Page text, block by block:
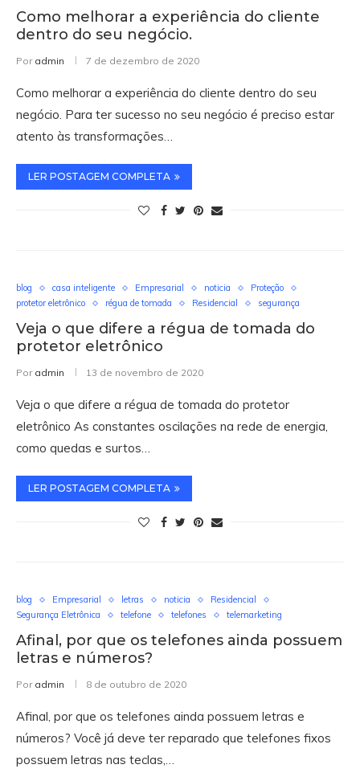
Como melhorar a experiência do cliente
dentro do seu negócio.
Por admin 7 de dezembro de 2020
Como melhorar a experiência do cliente dentro do seu
negócio. Para ter sucesso no seu negócio é preciso estar
atento às transformações…
LER POSTAGEM COMPLETA
blog casa inteligente Empresarial noticia
Proteção
protetor eletrônico
régua de tomada Residencial segurança
Veja o que difere a régua de tomada do
protetor eletrônico
Por admin 13 de novembro de 2020
Veja o que difere a régua de tomada do protetor
eletrônico As constantes oscilações na rede de energia,
como quedas e surtos…
LER POSTAGEM COMPLETA
blog Empresarial letras noticia
Residencial
Segurança Eletrônica
telefone telefones telemarketing
Afinal, por que os telefones ainda possuem
letras e números?
Por admin 8 de outubro de 2020
Afinal, por que os telefones ainda possuem letras e
números? Você já deve ter reparado que telefones fixos
possuem letras nas teclas,…